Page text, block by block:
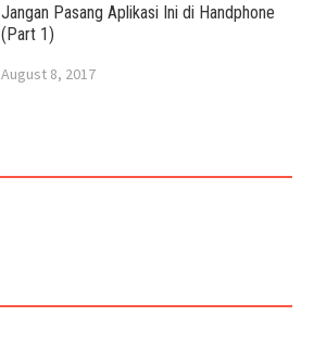
Jangan Pasang Aplikasi Ini di Handphone
(Part 1)
August 8, 2017